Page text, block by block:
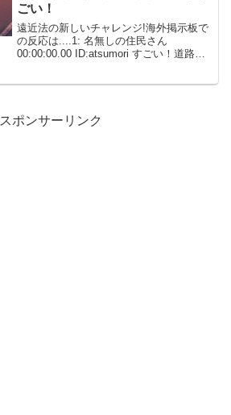
ごい！
遠近法の新しいチャレンジ!海外掲示板で
の反応は....1: 名無しの住民さん
00:00:00.00 ID:atsumori すごい！道路や
スポンサーリンク